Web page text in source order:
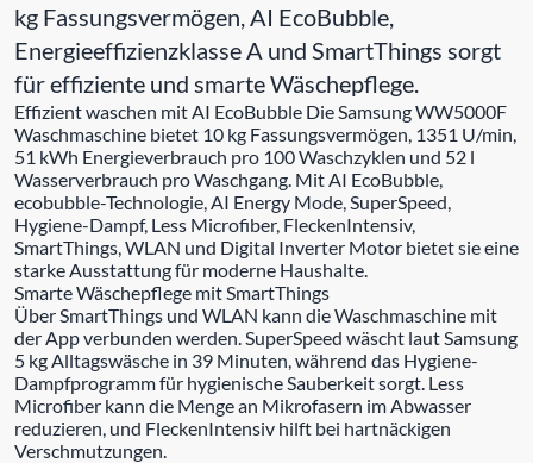
kg Fassungsvermögen, AI EcoBubble,
Energieeffizienzklasse A und SmartThings sorgt
für effiziente und smarte Wäschepflege.
Effizient waschen mit AI EcoBubble Die Samsung WW5000F
Waschmaschine bietet 10 kg Fassungsvermögen, 1351 U/min,
51 kWh Energieverbrauch pro 100 Waschzyklen und 52 l
Wasserverbrauch pro Waschgang. Mit AI EcoBubble,
ecobubble-Technologie, AI Energy Mode, SuperSpeed,
Hygiene-Dampf, Less Microfiber, FleckenIntensiv,
SmartThings, WLAN und Digital Inverter Motor bietet sie eine
starke Ausstattung für moderne Haushalte.
Smarte Wäschepflege mit SmartThings
Über SmartThings und WLAN kann die Waschmaschine mit
der App verbunden werden. SuperSpeed wäscht laut Samsung
5 kg Alltagswäsche in 39 Minuten, während das Hygiene-
Dampfprogramm für hygienische Sauberkeit sorgt. Less
Microfiber kann die Menge an Mikrofasern im Abwasser
reduzieren, und FleckenIntensiv hilft bei hartnäckigen
Verschmutzungen.